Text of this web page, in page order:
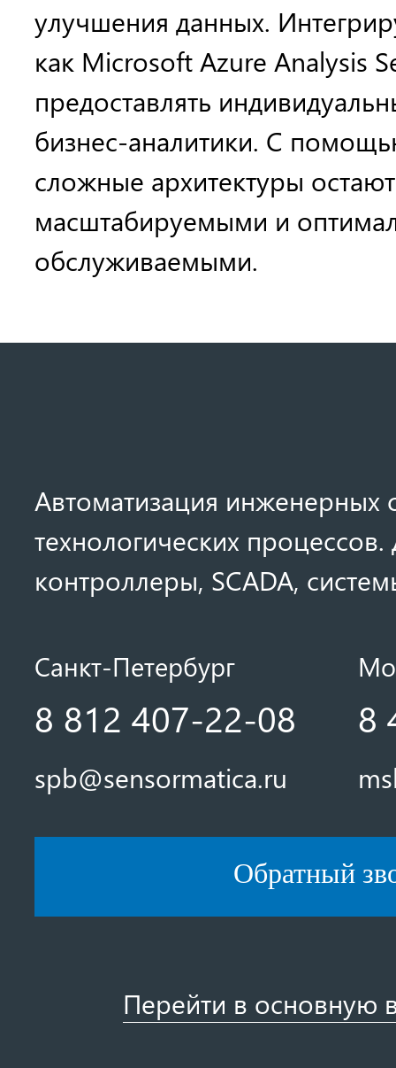
улучшения данных.
как Microsoft Azure Analysis
предоставлять
бизнес-аналитики. С
сложные архитектуры
масштабируемыми и
обслуживаемыми.
Автоматизация инженерных
технологических процессов.
контроллеры, SCADA,
Санкт-Петербург
8 812 407-22-08
spb@sensormatica.ru
8
Обратный
Перейти в основную